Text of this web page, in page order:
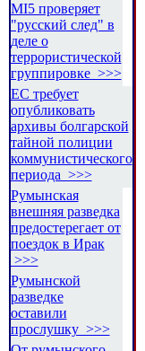
MI5 проверяет
"русский след" в
деле о
террористической
группировке >>>
ЕС требует
опубликовать
архивы болгарской
тайной полиции
коммунистического
периода >>>
Румынская
внешняя разведка
предостерегает от
поездок в Ирак
>>>
Румынской
разведке
оставили
прослушку >>>